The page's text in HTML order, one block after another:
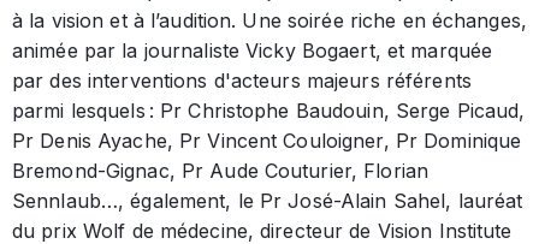
à la vision et à l’audition. Une soirée riche en échanges,
animée par la journaliste Vicky Bogaert, et marquée
par des interventions d'acteurs majeurs référents
parmi lesquels : Pr Christophe Baudouin, Serge Picaud,
Pr Denis Ayache, Pr Vincent Couloigner, Pr Dominique
Bremond-Gignac, Pr Aude Couturier, Florian
Sennlaub…, également, le Pr José-Alain Sahel, lauréat
du prix Wolf de médecine, directeur de Vision Institute